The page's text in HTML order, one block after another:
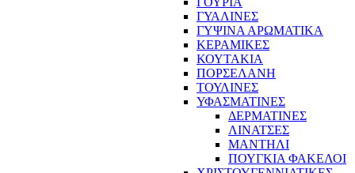
ΓΥΑΛΙΝΕΣ
ΓΥΨΙΝΑ ΑΡΩΜΑΤΙΚΑ
ΚΕΡΑΜΙΚΕΣ
ΚΟΥΤΑΚΙΑ
ΠΟΡΣΕΛΑΝΗ
ΤΟΥΛΙΝΕΣ
ΥΦΑΣΜΑΤΙΝΕΣ
ΔΕΡΜΑΤΙΝΕΣ
ΛΙΝΑΤΣΕΣ
ΜΑΝΤΗΛΙ
ΠΟΥΓΚΙΑ ΦΑΚΕΛΟΙ